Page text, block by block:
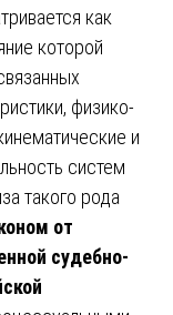
как
которой
физико-
и
систем
такого рода
от
судебно-